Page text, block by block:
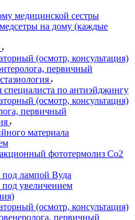
медицинской сестры
на дому (каждые
(осмотр, консультация)
первичный
специалиста по антиэйджингу
(осмотр, консультация)
первичный
материала
фототермолиз Со2
лампой Вуда
увеличением
(осмотр, консультация)
первичный